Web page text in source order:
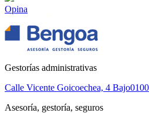
Opina
Gestorías administrativas
Calle Vicente Goicoechea, 4 Bajo
Asesoría, gestoría, seguros